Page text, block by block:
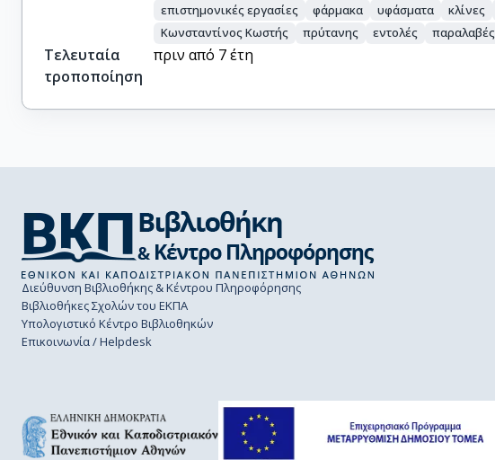
επιστημονικές εργασίες
φάρμακα υφάσματα κλίνες
Κωνσταντίνος Κωστής
πρύτανης εντολές παραλαβές
Τελευταία
τροποποίηση
πριν από 7 έτη
Διεύθυνση Βιβλιοθήκης & Κέντρου Πληροφόρησης
Βιβλιοθήκες Σχολών του ΕΚΠΑ
Υπολογιστικό Κέντρο Βιβλιοθηκών
Επικοινωνία / Helpdesk